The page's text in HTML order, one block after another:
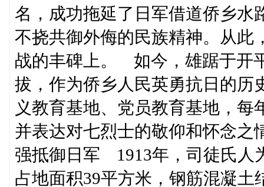
名，成功拖延了日军借道侨乡水
不挠共御外侮的民族精神。从此
战的丰碑上。 如今，雄踞于开
拔，作为侨乡人民英勇抗日的历
义教育基地、党员教育基地，
并表达对七烈士的敬仰和怀念
强抵御日军 1913年，司徒氏人
占地面积39平方米，钢筋混凝